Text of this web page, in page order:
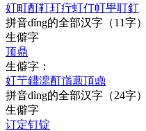
奵町酊靪玎疔虰仃帄甼耵釘
拼音dǐng的全部汉字 （11字）
生僻字
顶鼎
生僻字：
奵艼鐤濎酊嵿薡頂鼑
拼音dìng的全部汉字 （24字）
生僻字
订定钉锭